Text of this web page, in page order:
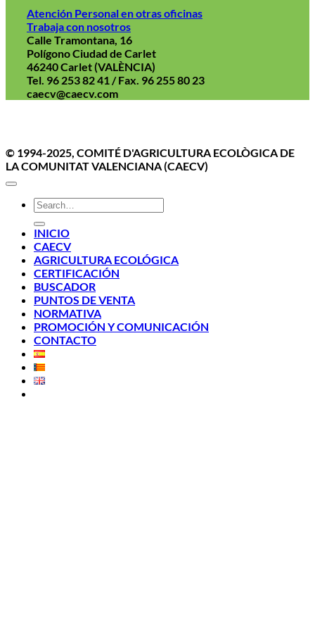
Atención Personal en otras oficinas
Trabaja con nosotros
Calle Tramontana, 16
Polígono Ciudad de Carlet
46240 Carlet (VALÈNCIA)
Tel. 96 253 82 41 / Fax. 96 255 80 23
caecv@caecv.com
© 1994-2025, COMITÉ D'AGRICULTURA ECOLÒGICA DE
LA COMUNITAT VALENCIANA (CAECV)
INICIO
CAECV
AGRICULTURA ECOLÓGICA
CERTIFICACIÓN
BUSCADOR
PUNTOS DE VENTA
NORMATIVA
PROMOCIÓN Y COMUNICACIÓN
CONTACTO